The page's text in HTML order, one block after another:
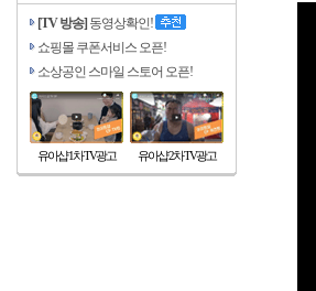
[TV 방송] 동영상확인!
쇼핑몰 쿠폰서비스 오픈!
소상공인 스마일 스토어 오픈!
유아샵 1차 TV광고 유아샵 2차 TV광고